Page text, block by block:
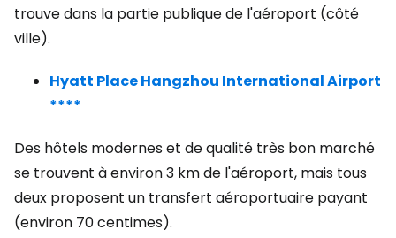
trouve dans la partie publique de l'aéroport (côté
ville).
Hyatt Place Hangzhou International Airport
****
Des hôtels modernes et de qualité très bon marché
se trouvent à environ 3 km de l'aéroport, mais tous
deux proposent un transfert aéroportuaire payant
(environ 70 centimes).